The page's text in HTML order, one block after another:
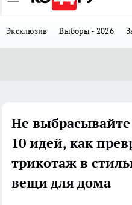
Эксклюзив Выборы - 2026
Не
10 идей, как
трикотаж в
вещи для дома